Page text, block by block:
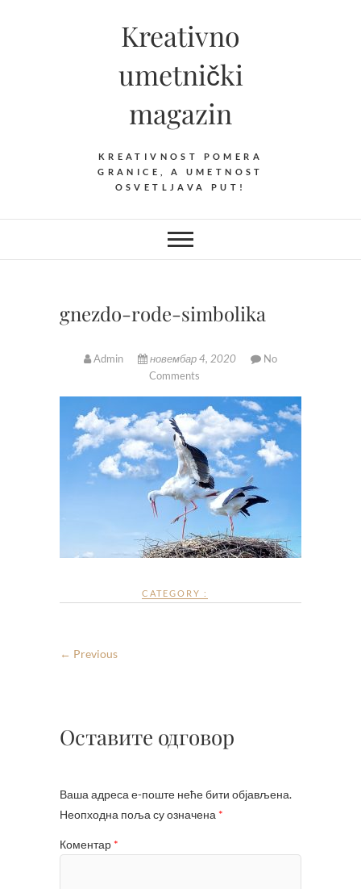
Kreativno
umetnički
magazin
KREATIVNOST POMERA
GRANICE, A UMETNOST
OSVETLJAVA PUT!
gnezdo-rode-simbolika
Admin новембар 4, 2020
No
Comments
CATEGORY :
← Previous
Оставите одговор
Ваша адреса е-поште неће бити објављена.
Неопходна поља су означена *
Коментар *